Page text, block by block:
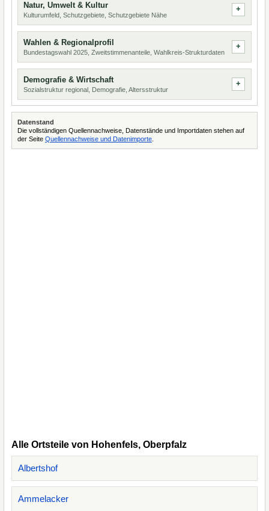
Natur, Umwelt & Kultur
Kulturumfeld, Schutzgebiete, Schutzgebiete Nähe
Wahlen & Regionalprofil
Bundestagswahl 2025, Zweitstimmenanteile, Wahlkreis-Strukturdaten
Demografie & Wirtschaft
Sozialstruktur regional, Demografie, Altersstruktur
Datenstand
Die vollständigen Quellennachweise, Datenstände und Importdaten stehen auf
der Seite Quellennachweise und Datenimporte
Alle Ortsteile von Hohenfels, Oberpfalz
Albertshof
Ammelacker